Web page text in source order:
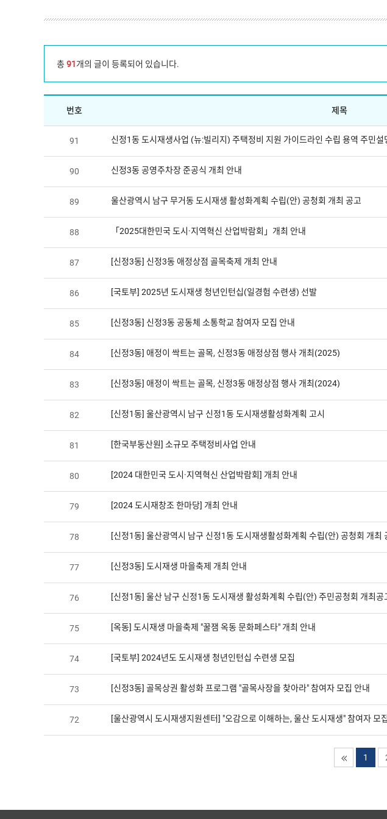
총 91개의 글이 등록되어 있습니다.
번호 제목
91 신정1동 도시재생사업 (뉴:빌리지) 주택정비 지원 가이드라인 수립 용역 주민설
90 신정3동 공영주차장 준공식 개최 안내
89 울산광역시 남구 무거동 도시재생 활성화계획 수립(안) 공청회 개최 공고
88 「2025대한민국 도시·지역혁신 산업박람회」개최 안내
87 [신정3동] 신정3동 애정상점 골목축제 개최 안내
86 [국토부] 2025년 도시재생 청년인턴십(일경험 수련생) 선발
85 [신정3동] 신정3동 공동체 소통학교 참여자 모집 안내
84 [신정3동] 애정이 싹트는 골목, 신정3동 애정상점 행사 개최(2025)
83 [신정3동] 애정이 싹트는 골목, 신정3동 애정상점 행사 개최(2024)
82 [신정1동] 울산광역시 남구 신정1동 도시재생활성화계획 고시
81 [한국부동산원] 소규모 주택정비사업 안내
80 [2024 대한민국 도시·지역혁신 산업박람회] 개최 안내
79 [2024 도시재창조 한마당] 개최 안내
78 [신정1동] 울산광역시 남구 신정1동 도시재생활성화계획 수립(안) 공청회 개최
77 [신정3동] 도시재생 마을축제 개최 안내
76 [신정1동] 울산 남구 신정1동 도시재생 활성화계획 수립(안) 주민공청회 개최공
75 [옥동] 도시재생 마을축제 "꿀잼 옥동 문화페스타" 개최 안내
74 [국토부] 2024년도 도시재생 청년인턴십 수련생 모집
73 [신정3동] 골목상권 활성화 프로그램 "골목사장을 찾아라" 참여자 모집 안내
72 [울산광역시 도시재생지원센터] "오감으로 이해하는, 울산 도시재생" 참여자 모
1